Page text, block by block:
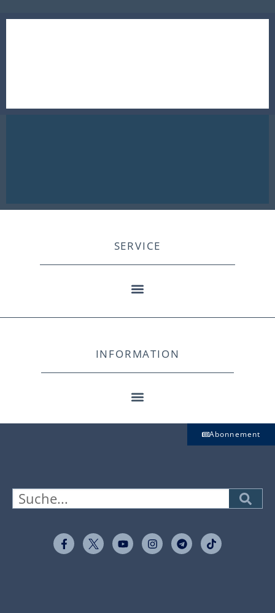
SERVICE
INFORMATION
Abonnement